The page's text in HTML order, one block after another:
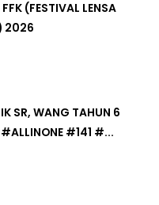
(FESTIVAL LENSA
2026
SR, WANG TAHUN 6
#141 #...